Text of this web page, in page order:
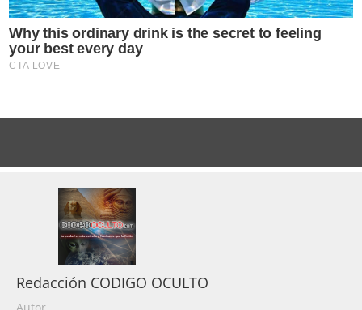
Redacción CODIGO OCULTO